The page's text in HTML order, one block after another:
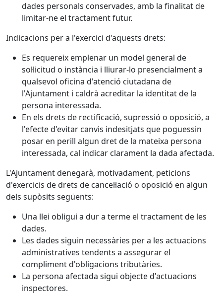
dades personals conservades, amb la finalitat de
limitar-ne el tractament futur.
Indicacions per a l'exercici d'aquests drets:
Es requereix emplenar un model general de
sol·licitud o instància i lliurar-lo presencialment a
qualsevol oficina d'atenció ciutadana de
l'Ajuntament i caldrà acreditar la identitat de la
persona interessada.
En els drets de rectificació, supressió o oposició, a
l'efecte d'evitar canvis indesitjats que poguessin
posar en perill algun dret de la mateixa persona
interessada, cal indicar clarament la dada afectada.
L'Ajuntament denegarà, motivadament, peticions
d'exercicis de drets de cancel·lació o oposició en algun
dels supòsits següents:
Una llei obligui a dur a terme el tractament de les
dades.
Les dades siguin necessàries per a les actuacions
administratives tendents a assegurar el
compliment d'obligacions tributàries.
La persona afectada sigui objecte d'actuacions
inspectores.